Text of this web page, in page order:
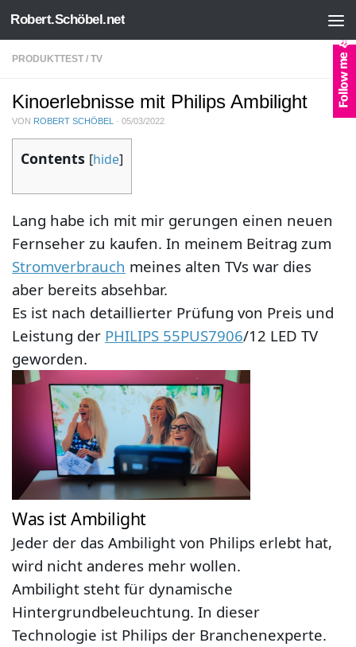
Zum Inhalt springen
Robert.Schöbel.net
PRODUKTTEST / TV
Kinoerlebnisse mit Philips Ambilight
VON ROBERT SCHÖBEL · 05/03/2022
Contents [hide]
Lang habe ich mit mir gerungen einen neuen
Fernseher zu kaufen. In meinem Beitrag zum
Stromverbrauch meines alten TVs war dies
aber bereits absehbar.
Es ist nach detaillierter Prüfung von Preis und
Leistung der PHILIPS 55PUS7906/12 LED TV
geworden.
Was ist Ambilight
Jeder der das Ambilight von Philips erlebt hat,
wird nicht anderes mehr wollen.
Ambilight steht für dynamische
Hintergrundbeleuchtung. In dieser
Technologie ist Philips der Branchenexperte.